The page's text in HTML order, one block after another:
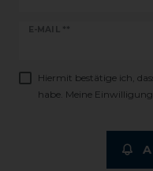
E-MAIL **
Newsletter
Hiermit bestätige ich,
habe. Meine